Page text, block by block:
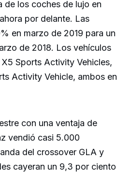
de los coches de lujo en
por delante. Las
en marzo de 2019 para un
de 2018. Los vehículos
Sports Activity Vehicles,
Activity Vehicle, ambos en
con una ventaja de
vendió casi 5.000
del crossover GLA y
cayeran un 9,3 por ciento